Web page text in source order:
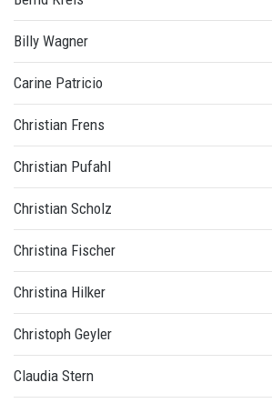
Billy Wagner
Carine Patricio
Christian Frens
Christian Pufahl
Christian Scholz
Christina Fischer
Christina Hilker
Christoph Geyler
Claudia Stern